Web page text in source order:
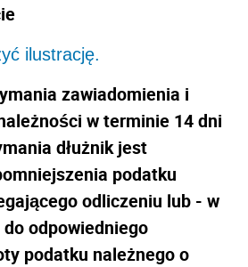
ilustrację.
zawiadomienia i
w terminie 14 dni
dłużnik jest
podatku
odliczeniu lub - w
odpowiedniego
podatku należnego o